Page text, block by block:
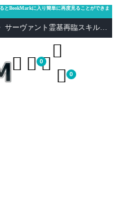
とBookMarkに入り簡単に再度見ることができま
FGOまとめニュース速報・最新イベント攻略・ サーヴァント霊基再臨スキル性能評価まとめ Fate/Grand Order
  0

 0